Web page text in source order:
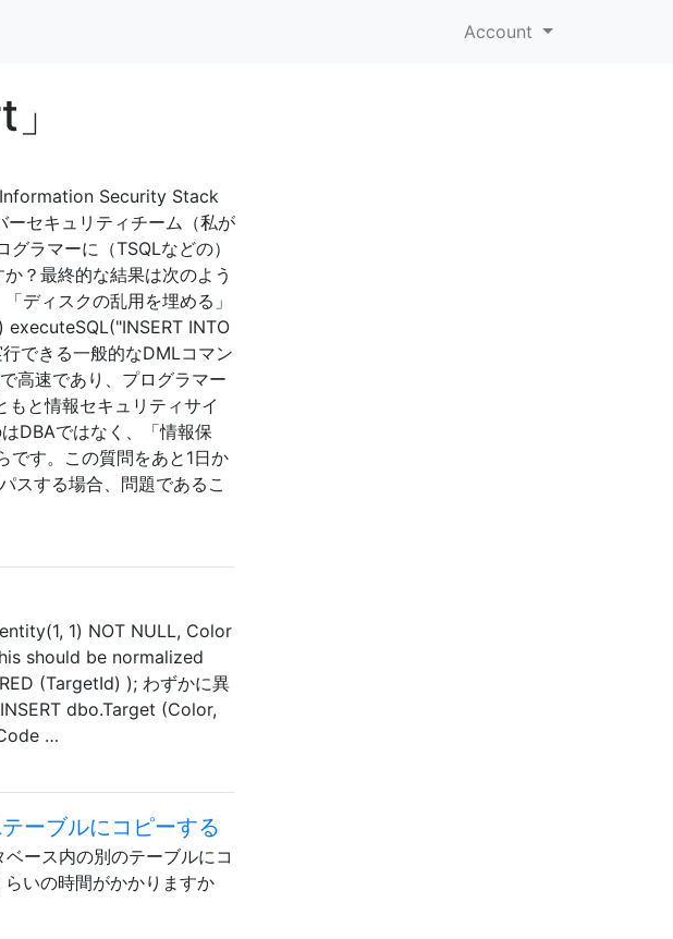
Account
Information Security Stack
セキュリティチーム（私が
ラマーに（TSQLなどの）
？最終的な結果は次のよう
ディスクの乱用を埋める」
INTO
できる一般的なDMLコマン
高速であり、プログラマー
と情報セキュリティサイ
DBAではなく、「情報保
です。この質問をあと1日か
スする場合、問題であるこ
1) NOT NULL, Color
should be normalized
(TargetId) ); わずかに異
dbo.Target (Color,
…
ーブルにコピーする
ース内の別のテーブルにコ
いの時間がかかりますか